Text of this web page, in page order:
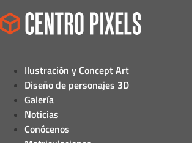
Ilustración y Concept Art
Diseño de personajes 3D
Galería
Noticias
Conócenos